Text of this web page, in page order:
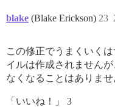
blake (Blake Erickson) 23
この修正でうまくいく
イルは作成されません
なくなることはありませ
「いいね！」 3